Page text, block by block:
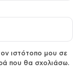
ιστότοπο μου σε
που θα σχολιάσω.